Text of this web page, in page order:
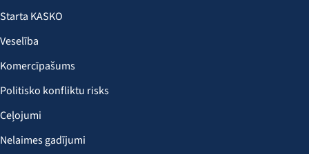
Starta KASKO
Veselība
Komercīpašums
Politisko konfliktu risks
Ceļojumi
Nelaimes gadījumi